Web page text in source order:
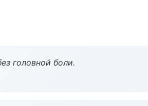
головной боли.